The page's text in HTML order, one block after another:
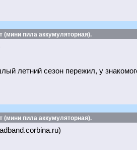
(мини пила аккумуляторная).
летний сезон пережил, у
(мини пила аккумуляторная).